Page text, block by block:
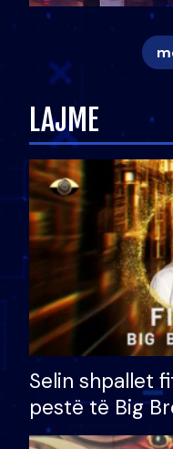
LAJME
Selin shpallet
pestë të Big
çmimin e